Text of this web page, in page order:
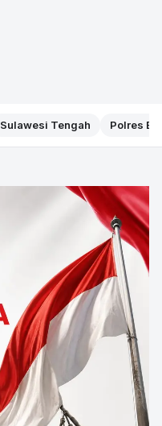
Sulawesi Tengah Polres